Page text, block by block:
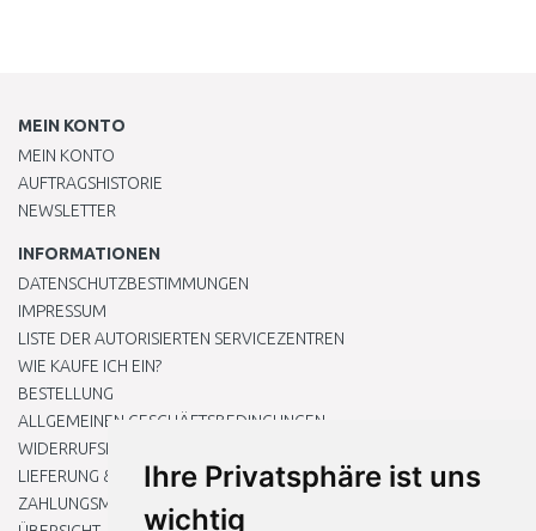
Ihre Privatsphäre ist uns
wichtig
MEIN KONTO
MEIN KONTO
AUFTRAGSHISTORIE
NEWSLETTER
INFORMATIONEN
DATENSCHUTZBESTIMMUNGEN
IMPRESSUM
LISTE DER AUTORISIERTEN SERVICEZENTREN
WIE KAUFE ICH EIN?
BESTELLUNG
ALLGEMEINEN GESCHÄFTSBEDINGUNGEN
WIDERRUFSRECHT
LIEFERUNG & ZAHLUNG
ZAHLUNGSMETHODEN